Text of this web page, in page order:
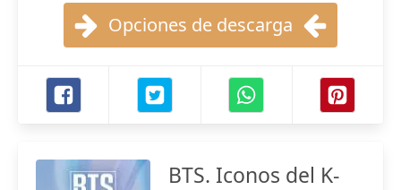
Opciones de descarga
BTS. Iconos del K-